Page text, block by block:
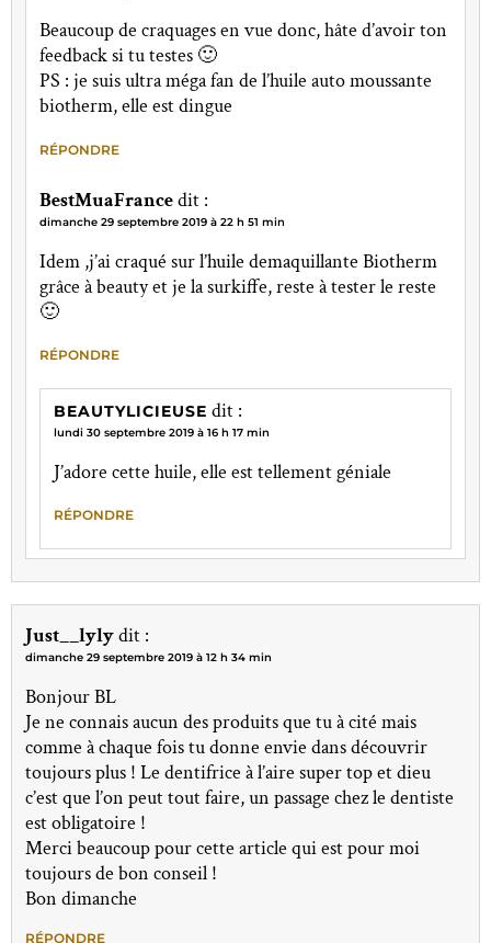
Beaucoup de craquages en vue donc, hâte d’avoir ton
feedback si tu testes 🙂
PS : je suis ultra méga fan de l’huile auto moussante
biotherm, elle est dingue
RÉPONDRE
BestMuaFrancedit :
dimanche 29 septembre 2019 à 22 h 51 min
Idem ,j’ai craqué sur l’huile demaquillante Biotherm
grâce à beauty et je la surkiffe, reste à tester le reste
🙂
RÉPONDRE
BEAUTYLICIEUSE dit :
lundi 30 septembre 2019 à 16 h 17 min
J’adore cette huile, elle est tellement géniale
RÉPONDRE
Just__lylydit :
dimanche 29 septembre 2019 à 12 h 34 min
Bonjour BL
Je ne connais aucun des produits que tu à cité mais
comme à chaque fois tu donne envie dans découvrir
toujours plus ! Le dentifrice à l’aire super top et dieu
c’est que l’on peut tout faire, un passage chez le dentiste
est obligatoire !
Merci beaucoup pour cette article qui est pour moi
toujours de bon conseil !
Bon dimanche
RÉPONDRE